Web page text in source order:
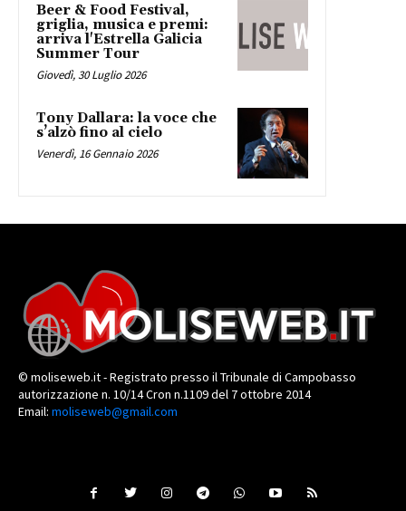
Beer & Food Festival,
griglia, musica e premi:
arriva l'Estrella Galicia
Summer Tour
Giovedì, 30 Luglio 2026
Tony Dallara: la voce che
s’alzò fino al cielo
Venerdì, 16 Gennaio 2026
© moliseweb.it - Registrato presso il Tribunale di Campobasso
autorizzazione n. 10/14 Cron n.1109 del 7 ottobre 2014
Email: moliseweb@gmail.com